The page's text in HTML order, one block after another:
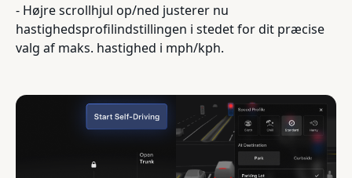
- Højre scrollhjul op/ned justerer nu
hastighedsprofilindstillingen i stedet for dit præcise
valg af maks. hastighed i mph/kph.